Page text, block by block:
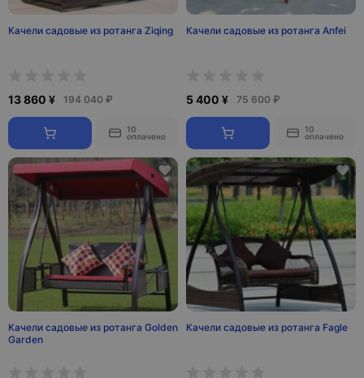
Качели садовые из ротанга Ziqing
13 860 ¥ 194 040 ₽
10
оплачено
Качели садовые из ротанга Anfei
5 400 ¥ 75 600 ₽
10
оплачено
Качели садовые из ротанга Golden
Garden
Качели садовые из ротанга Fagle